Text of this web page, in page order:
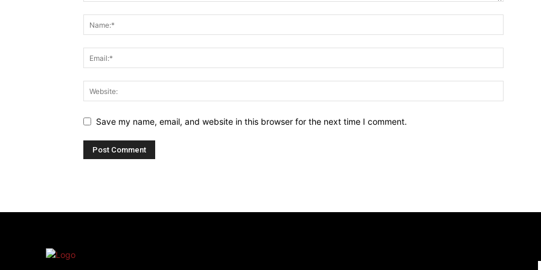
Save my name, email, and website in this browser for the next time I comment.